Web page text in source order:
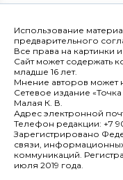
Использование
предварительного
Все права на картинки
Сайт может содержать
младше 16 лет.
Мнение авторов может
Сетевое издание
Малая К. В.
Адрес электронной
Телефон редакции: +7
Зарегистрировано
связи,
коммуникаций.
июля 2019 года.